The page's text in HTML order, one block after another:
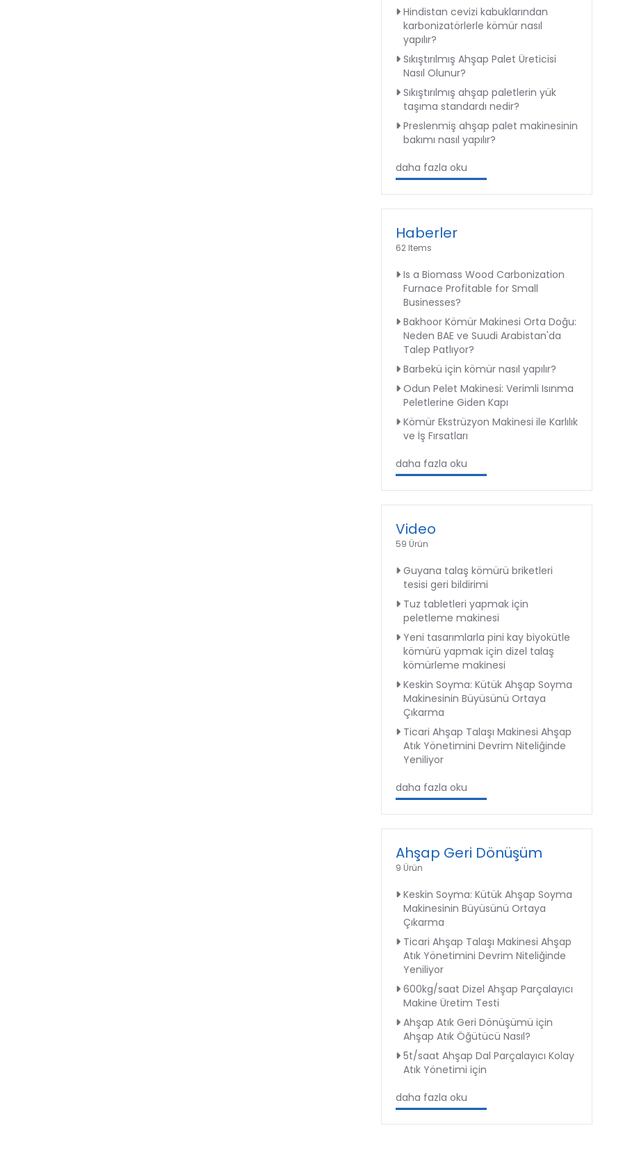
Hindistan cevizi kabuklarından
karbonizatörlerle kömür nasıl
yapılır?
Sıkıştırılmış Ahşap Palet Üreticisi
Nasıl Olunur?
Sıkıştırılmış ahşap paletlerin yük
taşıma standardı nedir?
Preslenmiş ahşap palet makinesinin
bakımı nasıl yapılır?
daha fazla oku
Haberler
62 Items
Is a Biomass Wood Carbonization
Furnace Profitable for Small
Businesses?
Bakhoor Kömür Makinesi Orta Doğu:
Neden BAE ve Suudi Arabistan'da
Talep Patlıyor?
Barbekü için kömür nasıl yapılır?
Odun Pelet Makinesi: Verimli Isınma
Peletlerine Giden Kapı
Kömür Ekstrüzyon Makinesi ile Karlılık
ve İş Fırsatları
daha fazla oku
Video
59 Ürün
Guyana talaş kömürü briketleri
tesisi geri bildirimi
Tuz tabletleri yapmak için
peletleme makinesi
Yeni tasarımlarla pini kay biyokütle
kömürü yapmak için dizel talaş
kömürleme makinesi
Keskin Soyma: Kütük Ahşap Soyma
Makinesinin Büyüsünü Ortaya
Çıkarma
Ticari Ahşap Talaşı Makinesi Ahşap
Atık Yönetimini Devrim Niteliğinde
Yeniliyor
daha fazla oku
Ahşap Geri Dönüşüm
9 Ürün
Keskin Soyma: Kütük Ahşap Soyma
Makinesinin Büyüsünü Ortaya
Çıkarma
Ticari Ahşap Talaşı Makinesi Ahşap
Atık Yönetimini Devrim Niteliğinde
Yeniliyor
600kg/saat Dizel Ahşap Parçalayıcı
Makine Üretim Testi
Ahşap Atık Geri Dönüşümü için
Ahşap Atık Öğütücü Nasıl?
5t/saat Ahşap Dal Parçalayıcı Kolay
Atık Yönetimi için
daha fazla oku